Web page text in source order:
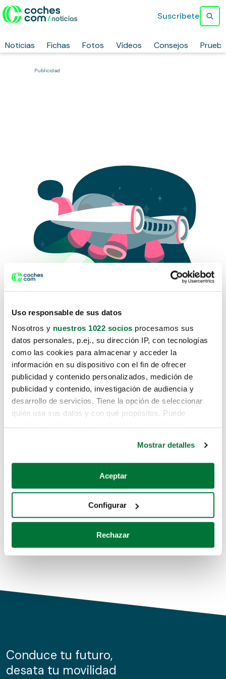
Uso responsable de sus datos
Nosotros y nuestros 1022 socios procesamos sus
datos personales, p.ej., su dirección IP, con tecnologías
como las cookies para almacenar y acceder la
información en su dispositivo con el fin de ofrecer
publicidad y contenido personalizados, medición de
publicidad y contenido, investigación de audiencia y
desarrollo de servicios. Tiene la opción de seleccionar
quién usa sus datos y con qué propósitos. Puede
Si lo permite, también quisiéramos:
Recopilar información sobre su ubicación geográfica
Identificar su dispositivo analizándolo activamente
para buscar características específicas (huellas
Obtenga más información sobre cómo se procesan sus
de cookies.
información sobre el uso que haga del sitio web con
nuestros partners de redes sociales, publicidad y análisis
Mostrar detalles
Aceptar
Configurar
Rechazar
Noticias Fichas Fotos Vídeos Consejos
Suscríbete
Publicidad
Lo sentimos, no sabemos como
te hemos traido hasta aquí.
Pero puedes encontrar el coche que estás
buscando en alguno de estos enlaces:
Coches de segunda mano
Coches de km0
Conduce tu futuro,
desata tu movilidad